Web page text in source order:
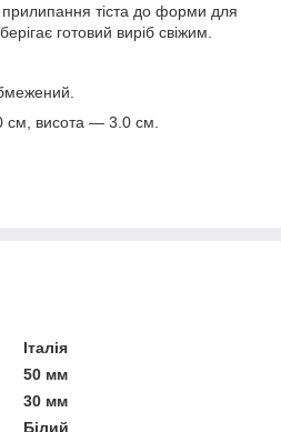
тіста до форми для
готовий виріб свіжим.
см, висота — 3.0 см.
Італія
50 мм
30 мм
Білий